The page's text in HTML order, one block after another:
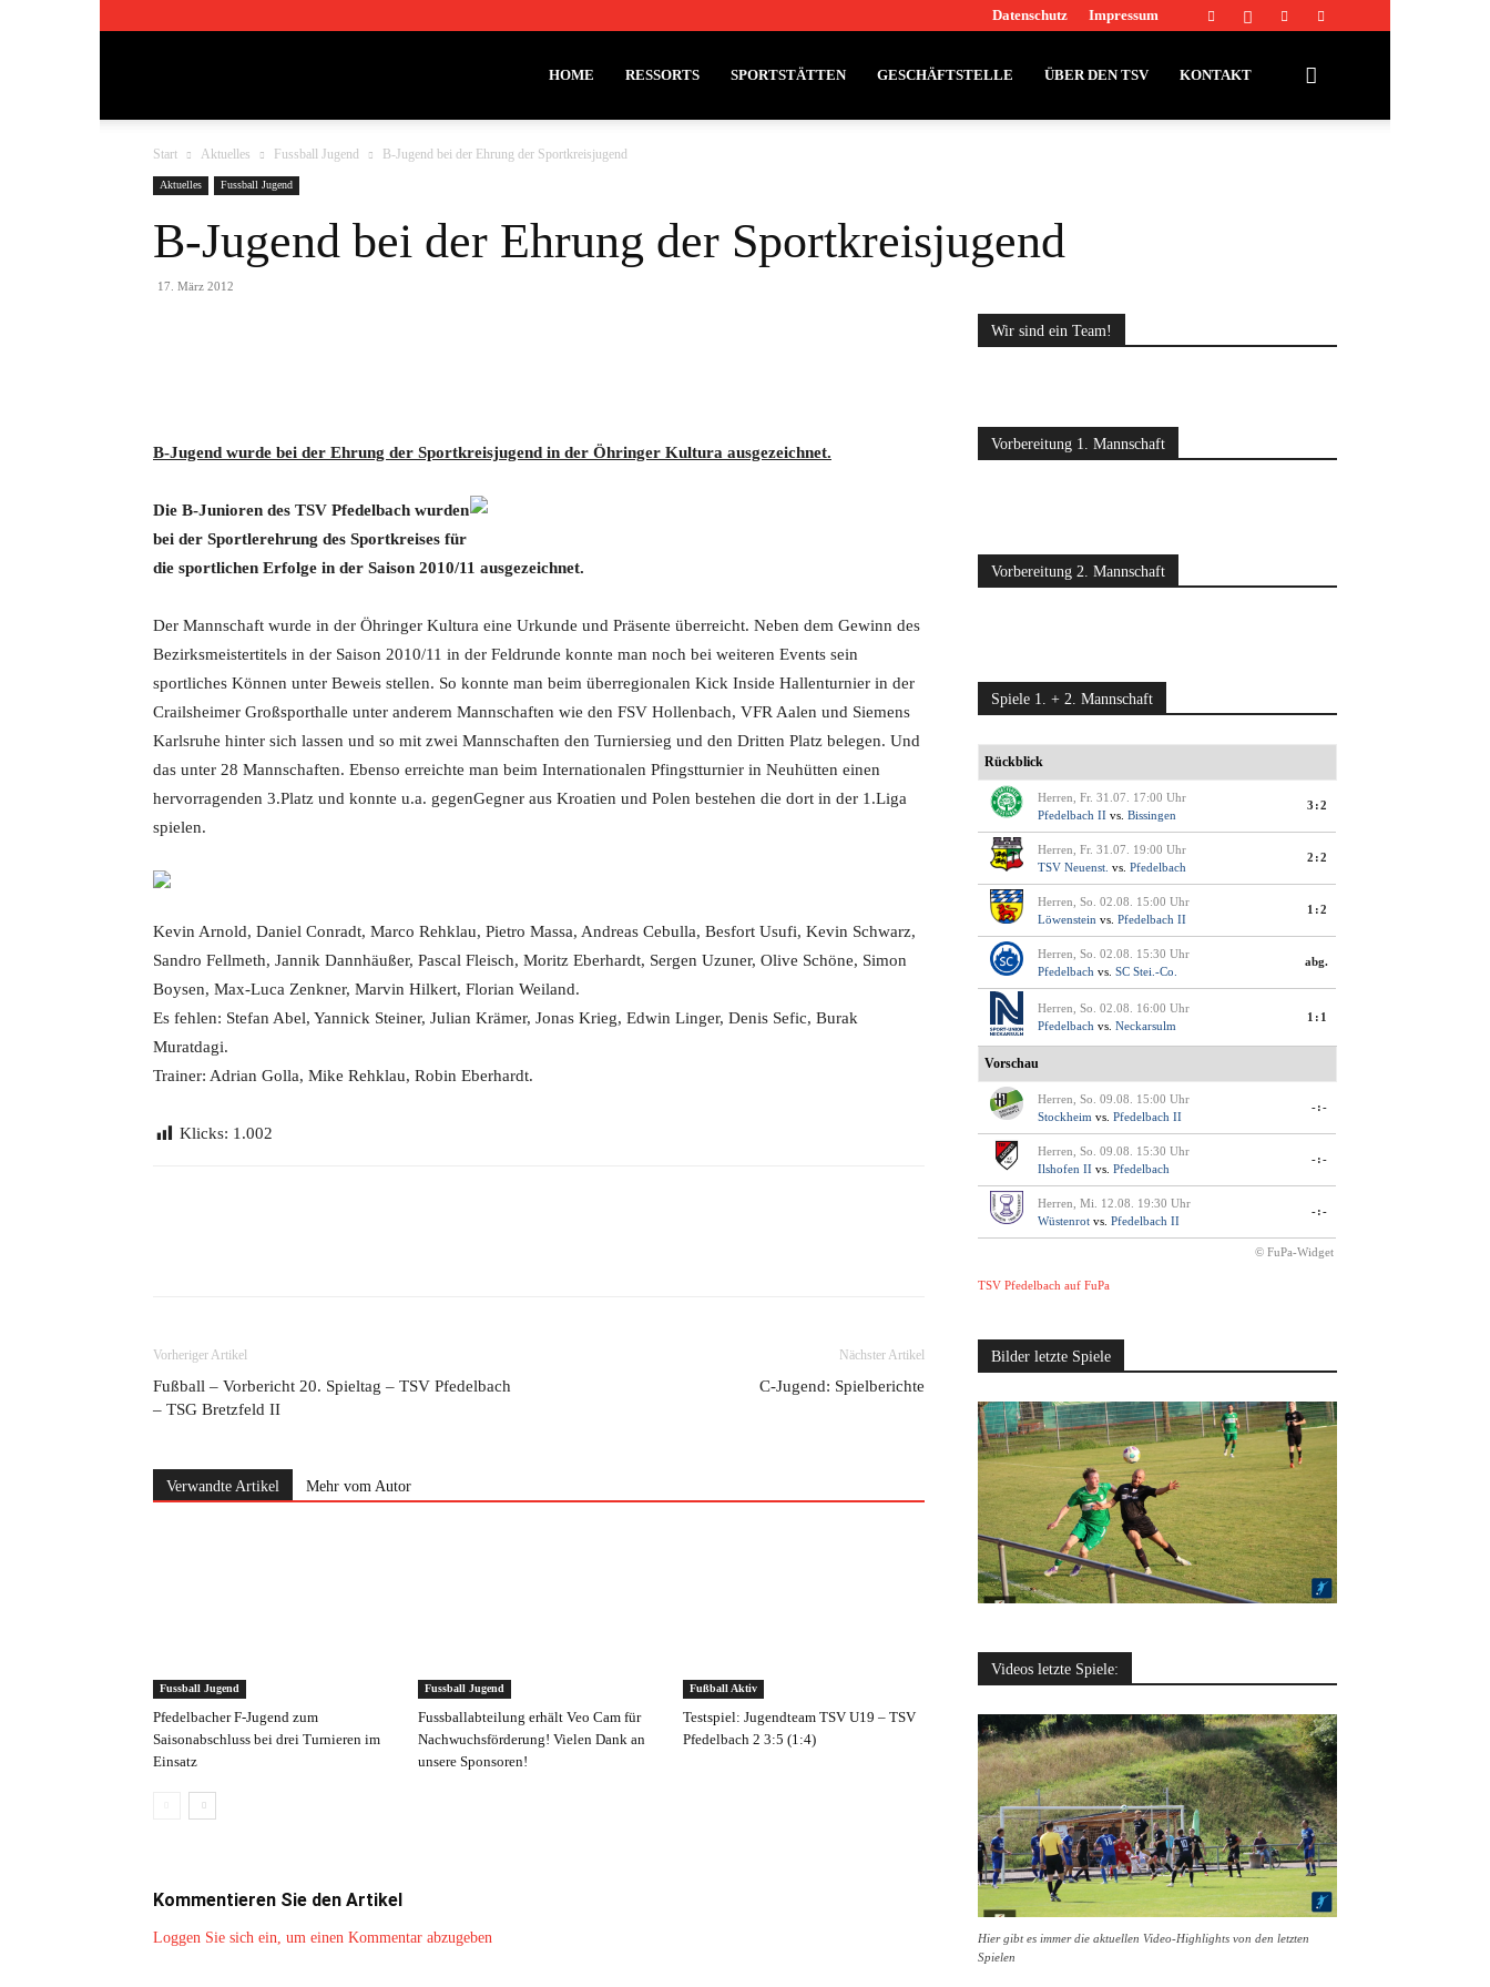
Datenschutz Impressum
Pfedelbach
1911
HOME RESSORTS SPORTSTÄTTEN GESCHÄFTSTELLE ÜBER DEN TSV KONTAKT
Start Aktuelles Fussball Jugend B-Jugend bei der Ehrung der Sportkreisjugend
Aktuelles Fussball Jugend
B-Jugend bei der Ehrung der Sportkreisjugend
17. März 2012
B-Jugend wurde bei der Ehrung der Sportkreisjugend in der Öhringer Kultura ausgezeichnet.
Die B-Junioren des TSV Pfedelbach wurden
bei der Sportlerehrung des Sportkreises für
die sportlichen Erfolge in der Saison 2010/11 ausgezeichnet.
Der Mannschaft wurde in der Öhringer Kultura eine Urkunde und Präsente überreicht. Neben dem Gewinn des
Bezirksmeistertitels in der Saison 2010/11 in der Feldrunde konnte man noch bei weiteren Events sein
sportliches Können unter Beweis stellen. So konnte man beim überregionalen Kick Inside Hallenturnier in der
Crailsheimer Großsporthalle unter anderem Mannschaften wie den FSV Hollenbach, VFR Aalen und Siemens
Karlsruhe hinter sich lassen und so mit zwei Mannschaften den Turniersieg und den Dritten Platz belegen. Und
das unter 28 Mannschaften. Ebenso erreichte man beim Internationalen Pfingstturnier in Neuhütten einen
hervorragenden 3.Platz und konnte u.a. gegenGegner aus Kroatien und Polen bestehen die dort in der 1.Liga
spielen.
Kevin Arnold, Daniel Conradt, Marco Rehklau, Pietro Massa, Andreas Cebulla, Besfort Usufi, Kevin Schwarz,
Sandro Fellmeth, Jannik Dannhäußer, Pascal Fleisch, Moritz Eberhardt, Sergen Uzuner, Olive Schöne, Simon
Boysen, Max-Luca Zenkner, Marvin Hilkert, Florian Weiland.
Es fehlen: Stefan Abel, Yannick Steiner, Julian Krämer, Jonas Krieg, Edwin Linger, Denis Sefic, Burak
Muratdagi.
Trainer: Adrian Golla, Mike Rehklau, Robin Eberhardt.
Klicks: 1.002
Vorheriger Artikel
Fußball – Vorbericht 20. Spieltag – TSV Pfedelbach
– TSG Bretzfeld II
Nächster Artikel
C-Jugend: Spielberichte
Verwandte Artikel Mehr vom Autor
Fussball Jugend
Pfedelbacher F-Jugend zum
Saisonabschluss bei drei Turnieren im
Einsatz
Fussball Jugend
Fussballabteilung erhält Veo Cam für
Nachwuchsförderung! Vielen Dank an
unsere Sponsoren!
Fußball Aktiv
Testspiel: Jugendteam TSV U19 – TSV
Pfedelbach 2 3:5 (1:4)
Kommentieren Sie den Artikel
Loggen Sie sich ein, um einen Kommentar abzugeben
Wir sind ein Team!
Vorbereitung 1. Mannschaft
Vorbereitung 2. Mannschaft
Spiele 1. + 2. Mannschaft
Rückblick
Herren, Fr. 31.07. 17:00 Uhr
Pfedelbach II vs. Bissingen
3:2
Herren, Fr. 31.07. 19:00 Uhr
TSV Neuenst. vs. Pfedelbach
2:2
Herren, So. 02.08. 15:00 Uhr
Löwenstein vs. Pfedelbach II
1:2
Herren, So. 02.08. 15:30 Uhr
Pfedelbach vs. SC Stei.-Co.
abg.
Herren, So. 02.08. 16:00 Uhr
Pfedelbach vs. Neckarsulm
1:1
Vorschau
Herren, So. 09.08. 15:00 Uhr
Stockheim vs. Pfedelbach II
-:-
Herren, So. 09.08. 15:30 Uhr
Ilshofen II vs. Pfedelbach
-:-
Herren, Mi. 12.08. 19:30 Uhr
Wüstenrot vs. Pfedelbach II
-:-
© FuPa-Widget
TSV Pfedelbach auf FuPa
Bilder letzte Spiele
Videos letzte Spiele:
Hier gibt es immer die aktuellen Video-Highlights von den letzten
Spielen